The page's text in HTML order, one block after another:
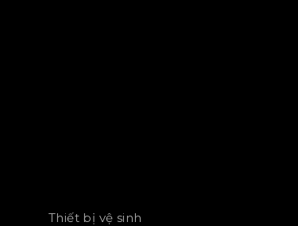
Thiết bị vệ sinh